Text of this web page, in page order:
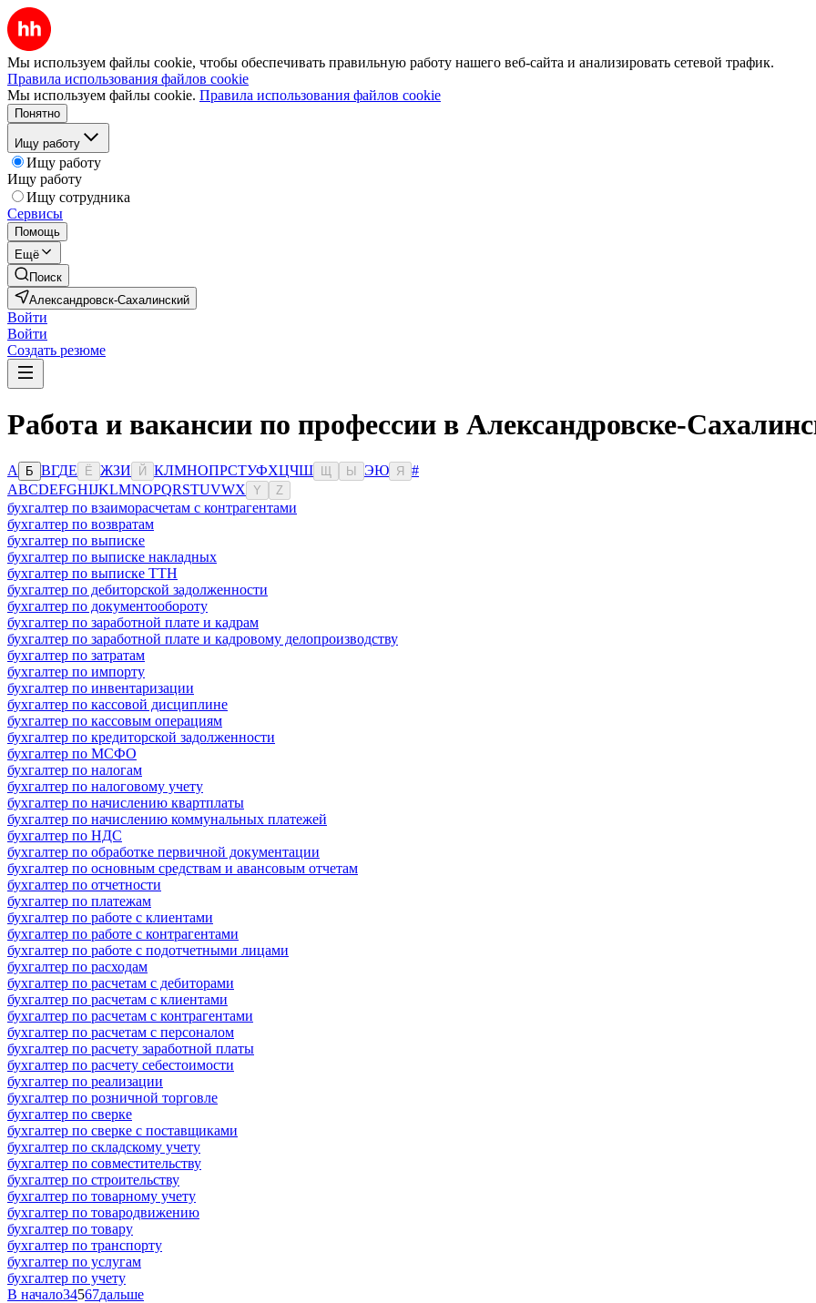
Мы используем файлы cookie, чтобы обеспечивать правильную работу нашего веб-сайта и анализировать сетевой трафик.
Правила использования файлов cookie
Мы используем файлы cookie. Правила использования файлов cookie
Понятно
Ищу работу
Ищу работу
Ищу работу
Ищу сотрудника
Сервисы
Помощь
Ещё
Поиск
Александровск-Сахалинский
Войти
Войти
Создать резюме
Работа и вакансии по профессии в Александровске-
А Б ВГДЕ Ё ЖЗИ Й КЛМНОПРСТУФХЦЧШ Ы ЭЮ Я
#
ABCDEFGHIJKLMNOPQRSTUVWX Y Z
бухгалтер по взаиморасчетам с контрагентами
бухгалтер по возвратам
бухгалтер по выписке
бухгалтер по выписке накладных
бухгалтер по выписке ТТН
бухгалтер по дебиторской задолженности
бухгалтер по документообороту
бухгалтер по заработной плате и кадрам
бухгалтер по заработной плате и кадровому делопроизводству
бухгалтер по затратам
бухгалтер по импорту
бухгалтер по инвентаризации
бухгалтер по кассовой дисциплине
бухгалтер по кассовым операциям
бухгалтер по кредиторской задолженности
бухгалтер по МСФО
бухгалтер по налогам
бухгалтер по налоговому учету
бухгалтер по начислению квартплаты
бухгалтер по начислению коммунальных платежей
бухгалтер по НДС
бухгалтер по обработке первичной документации
бухгалтер по основным средствам и авансовым отчетам
бухгалтер по отчетности
бухгалтер по платежам
бухгалтер по работе с клиентами
бухгалтер по работе с контрагентами
бухгалтер по работе с подотчетными лицами
бухгалтер по расходам
бухгалтер по расчетам с дебиторами
бухгалтер по расчетам с клиентами
бухгалтер по расчетам с контрагентами
бухгалтер по расчетам с персоналом
бухгалтер по расчету заработной платы
бухгалтер по расчету себестоимости
бухгалтер по реализации
бухгалтер по розничной торговле
бухгалтер по сверке
бухгалтер по сверке с поставщиками
бухгалтер по складскому учету
бухгалтер по совместительству
бухгалтер по строительству
бухгалтер по товарному учету
бухгалтер по товародвижению
бухгалтер по товару
бухгалтер по транспорту
бухгалтер по услугам
бухгалтер по учету
В начало34567дальше